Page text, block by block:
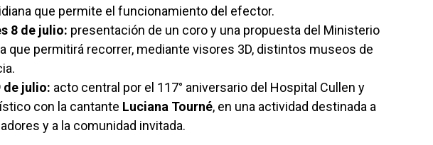
que permite el funcionamiento del efector.
8 de julio: presentación de un coro y una propuesta del Ministerio
que permitirá recorrer, mediante visores 3D, distintos museos de
de julio: acto central por el 117° aniversario del Hospital Cullen y
con la cantante Luciana Tourné, en una actividad destinada a
y a la comunidad invitada.